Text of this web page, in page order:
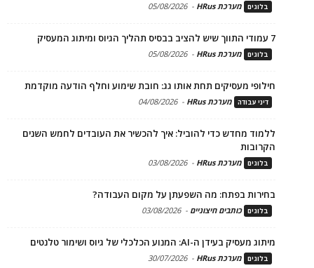
בלוגים מערכת HRus -
05/08/2026
7 עמודי התווך שיש להציב בבסיס תהליך הגיוס ומיתוג המעסיק
בלוגים מערכת HRus -
05/08/2026
חילופי מעסיקים תחת אותו גג: חובת שימוע וחלף הודעה מוקדמת
דיני עבודה מערכת HRus -
04/08/2026
ללמוד מחדש כדי להוביל: איך להכשיר את העובדים לחמש השנים
הקרובות
בלוגים מערכת HRus -
03/08/2026
בחירות בפתח: מה השפעתן על מקום העבודה?
בלוגים כותבים חיצוניים -
03/08/2026
מיתוג מעסיק בעידן ה-AI: המנוע הכלכלי של גיוס ושימור טלנטים
בלוגים מערכת HRus -
30/07/2026